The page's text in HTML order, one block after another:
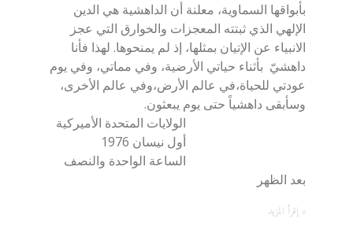
بأبواقها السماوية، معلنة أن الداهشية هي الدين
الإلهي الذي ثبتته المعجزات والخوارق التي عجز
الانبياء عن الإتيان بمثلها، إذ لم يمنحوها. لهذا فأنا
داهشيّ بأثناء حياتي الأرضية، وفي مماتي، وفي يوم
عودتي للحياة،في عالم الأرض،وفي عالم الأخرى،
وسأبقى داهشياً حتى يوم يبعثون.
الولايات المتحدة الأميركية
أول نيسان 1976
الساعة الواحدة والنصف
بعد الظهر
إقرأ المزيد »